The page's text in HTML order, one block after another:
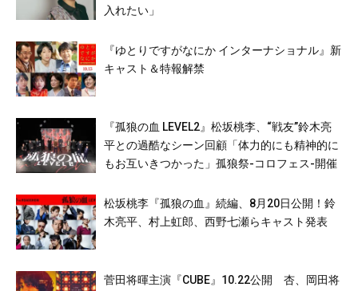
入れたい」
『ゆとりですがなにか インターナショナル』新
キャスト＆特報解禁
『孤狼の血 LEVEL2』松坂桃李、“戦友”鈴木亮
平との過酷なシーン回顧「体力的にも精神的に
もお互いきつかった」孤狼祭-コロフェス-開催
松坂桃李『孤狼の血』続編、8月20日公開！鈴
木亮平、村上虹郎、西野七瀬らキャスト発表
菅田将暉主演『CUBE』10.22公開 杏、岡田将